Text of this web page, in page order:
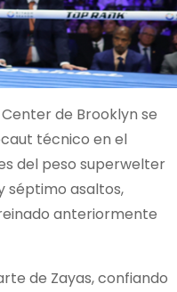
de Brooklyn se
técnico en el
del peso superwelter
séptimo asaltos,
anteriormente
de Zayas, confiando